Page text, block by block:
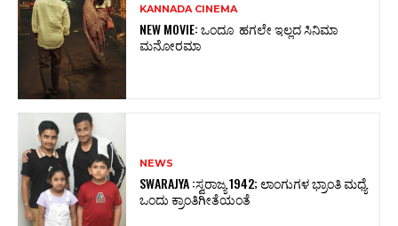
KANNADA CINEMA
NEW MOVIE: ಒಂದೂ ಹಗಲೇ ಇಲ್ಲದ ಸಿನಿಮಾ
ಮನೋರಮಾ
NEWS
SWARAJYA :ಸ್ವರಾಜ್ಯ 1942; ಲಾಂಗುಗಳ ಭ್ರಾಂತಿ ಮಧ್ಯೆ
ಒಂದು ಕ್ರಾಂತಿಗೀತೆಯಂತೆ